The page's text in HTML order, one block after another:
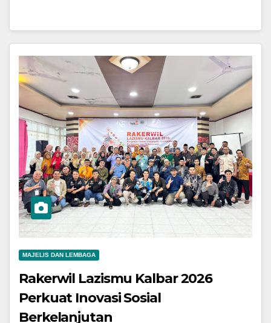
MAJELIS DAN LEMBAGA
Rakerwil Lazismu Kalbar 2026
Perkuat Inovasi Sosial
Berkelanjutan